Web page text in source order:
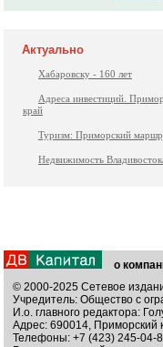
Актуально
Хабаровску - 160 лет
Адреса инвестиций.
край
Туризм: Приморский
Недвижимость
о
© 2000-2025 Сетевое
Учредитель: Общество с
И.о. главного редактора:
Адрес: 690014, Приморский
Телефоны: +7 (423) 245-04-